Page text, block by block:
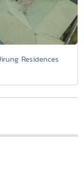
Residences